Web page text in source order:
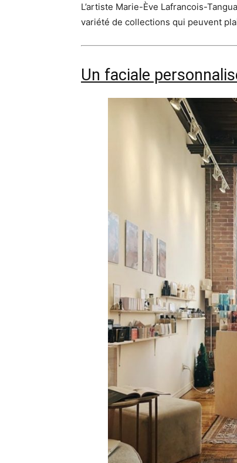
L’artiste Marie-Ève Lafrancois-
variété de collections qui peuvent
Un faciale